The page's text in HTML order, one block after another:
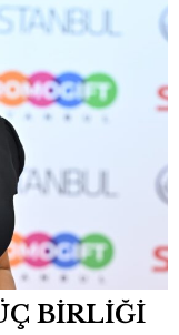
BİRLİĞİ